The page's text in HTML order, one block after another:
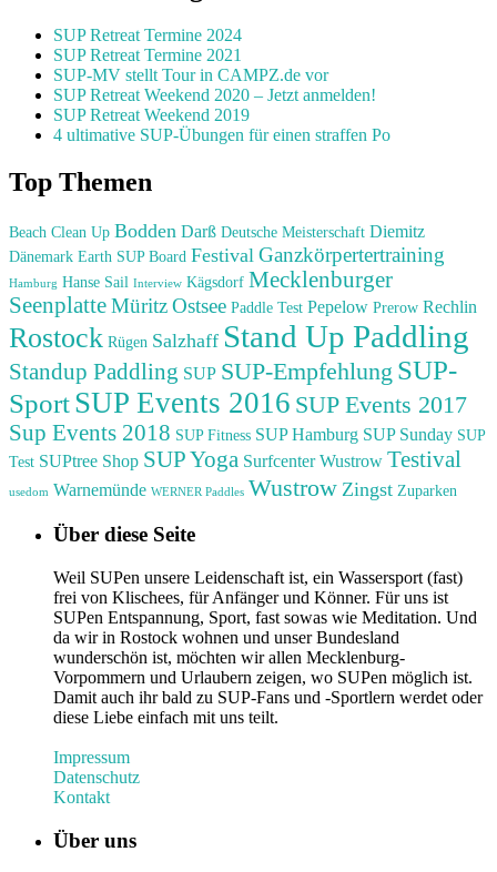
SUP Retreat Termine 2024
SUP Retreat Termine 2021
SUP-MV stellt Tour in CAMPZ.de vor
SUP Retreat Weekend 2020 – Jetzt anmelden!
SUP Retreat Weekend 2019
4 ultimative SUP-Übungen für einen straffen Po
Top Themen
Beach Clean Up Bodden Darß Deutsche Meisterschaft Diemitz
Dänemark Earth SUP Board Festival Ganzkörpertertraining
Hamburg Hanse Sail Interview Kägsdorf Mecklenburger
SeenplatteMüritzOstsee Paddle Test Pepelow Prerow Rechlin
Rostock Rügen Salzhaff Stand Up Paddling
Standup Paddling SUP SUP-Empfehlung SUP-
SportSUP Events 2016 SUP Events 2017
Sup Events 2018 SUP Fitness SUP Hamburg SUP Sunday SUP
Test SUPtree Shop SUP Yoga Surfcenter Wustrow Testival
usedom Warnemünde WERNER Paddles Wustrow Zingst Zuparken
Über diese Seite
Weil SUPen unsere Leidenschaft ist, ein Wassersport (fast)
frei von Klischees, für Anfänger und Könner. Für uns ist
SUPen Entspannung, Sport, fast sowas wie Meditation. Und
da wir in Rostock wohnen und unser Bundesland
wunderschön ist, möchten wir allen Mecklenburg-
Vorpommern und Urlaubern zeigen, wo SUPen möglich ist.
Damit auch ihr bald zu SUP-Fans und -Sportlern werdet oder
diese Liebe einfach mit uns teilt.
Impressum
Datenschutz
Kontakt
Über uns